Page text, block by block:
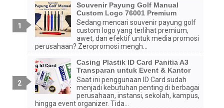
Souvenir Payung Golf Manual
Custom Logo 76001 Premium
Sedang mencari souvenir payung golf
custom logo yang terlihat premium,
awet, dan efektif untuk media promosi
perusahaan? Zeropromosi mengh...
Casing Plastik ID Card Panitia A3
Transparan untuk Event & Kantor
Saat ini penggunaan ID Card sudah
menjadi kebutuhan penting di berbagai
perusahaan, instansi, sekolah, kampus,
hingga event organizer. Tida...